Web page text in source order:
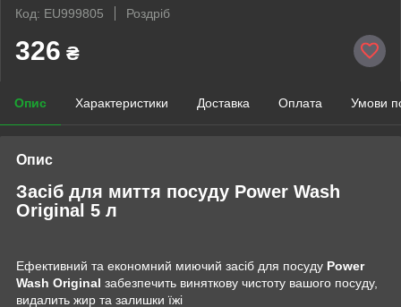
Код: EU999805
Роздріб
326 ₴
Опис Характеристики Доставка Оплата Умови
Опис
Засіб для миття посуду Power Wash
Original 5 л
Ефективний та економний миючий засіб для посуду Power
Wash Original забезпечить виняткову чистоту вашого посуду,
видалить жир та залишки їжі